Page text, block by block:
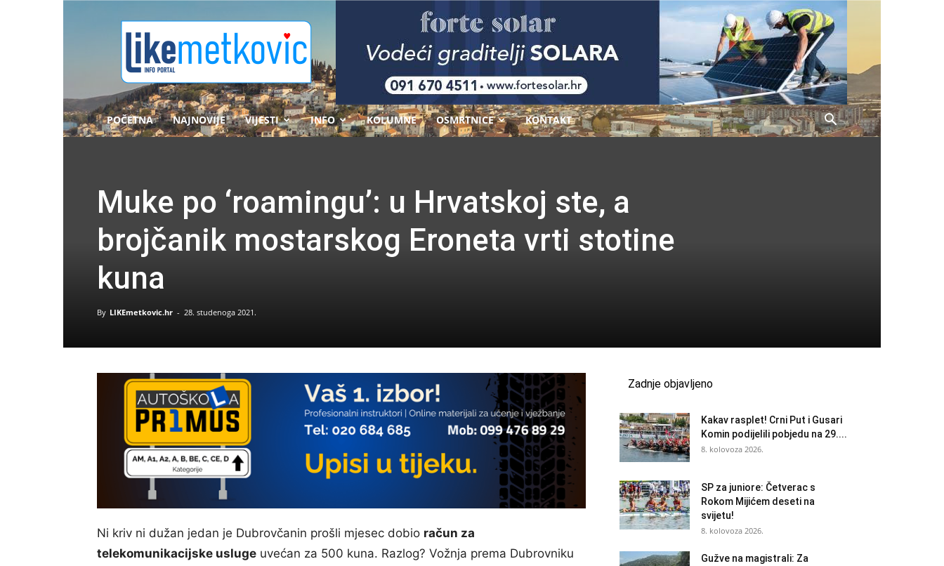
POČETNA NAJNOVIJE VIJESTI INFO KOLUMNE OSMRTNICE KONTAKT
Muke po ‘roamingu’: u Hrvatskoj ste, a
brojčanik mostarskog Eroneta vrti stotine
kuna
By LIKEmetkovic.hr - 28. studenoga 2021.
Ni kriv ni dužan jedan je Dubrovčanin prošli mjesec dobio račun za
telekomunikacijske usluge uvećan za 500 kuna. Razlog? Vožnja prema Dubrovniku
Zadnje objavljeno
Kakav rasplet! Crni Put i Gusari
Komin podijelili pobjedu na 29....
8. kolovoza 2026.
SP za juniore: Četverac s
Rokom Mijićem deseti na
svijetu!
8. kolovoza 2026.
Gužve na magistrali: Za